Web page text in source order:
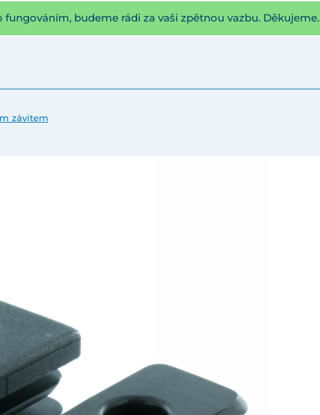
budeme rádi za vaši zpětnou vazbu. Děkujeme.
závitem